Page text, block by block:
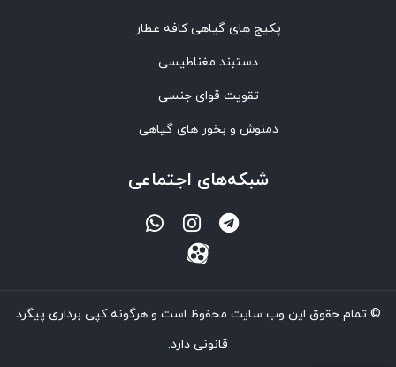
پکیج های گیاهی کافه عطار
دستبند مغناطیسی
تقویت قوای جنسی
دمنوش و بخور های گیاهی
شبکه‌های اجتماعی
© تمام حقوق این وب سایت محفوظ است و هرگونه کپی برداری پیگرد
قانونی دارد.